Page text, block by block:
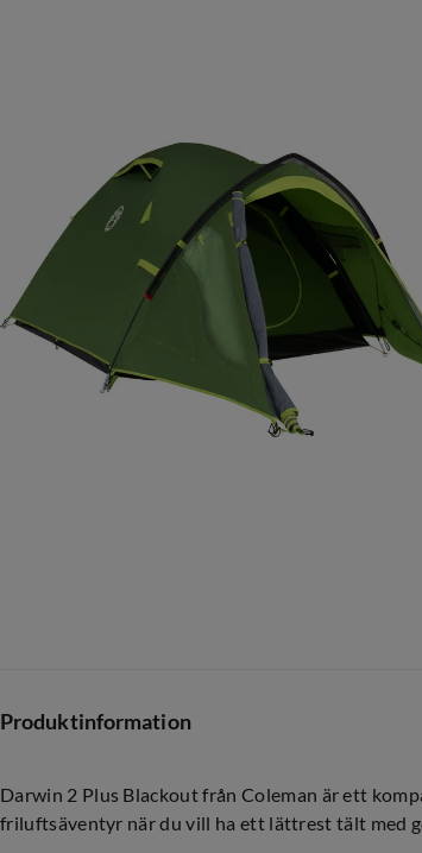
Produktinformation
Darwin 2 Plus Blackout från Coleman är ett
friluftsäventyr när du vill ha ett lättrest tält med